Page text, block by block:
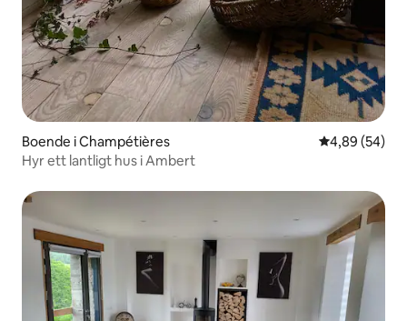
Boende i Champétières 4,89 av 5 i
4,89 (54)
Hyr ett lantligt hus i Ambert